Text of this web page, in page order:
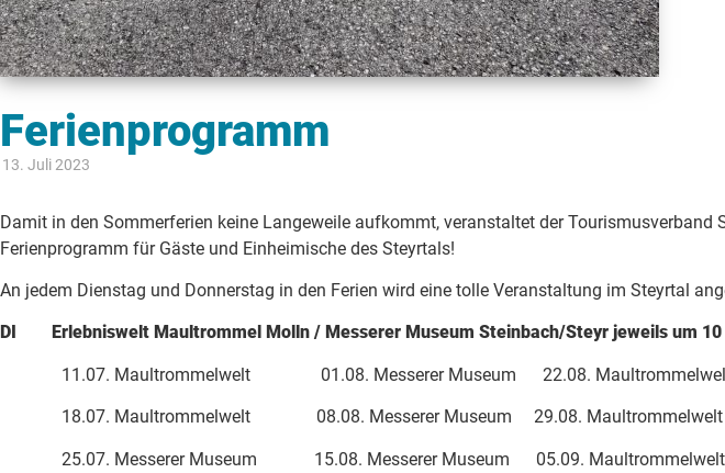
Ferienprogramm
13. Juli 2023
Damit in den Sommerferien keine Langeweile aufkommt, veranstaltet der Tourismusverband
Ferienprogramm für Gäste und Einheimische des Steyrtals!
An jedem Dienstag und Donnerstag in den Ferien wird eine tolle Veranstaltung im Steyrtal
DI Erlebniswelt Maultrommel Molln / Messerer Museum Steinbach/Steyr jeweils um 10
11.07. Maultrommelwelt 01.08. Messerer Museum 22.08.
18.07. Maultrommelwelt 08.08. Messerer Museum 29.08. Maultrommelwelt
25.07. Messerer Museum 15.08. Messerer Museum 05.09. Maultrommelwelt